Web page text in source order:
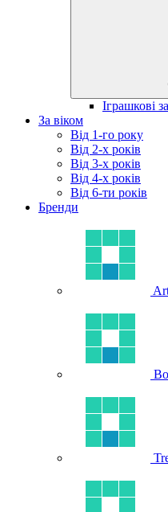
Іграшкові
За віком
Від 1-го року
Від 2-х років
Від 3-х років
Від 4-х років
Від 6-ти років
Бренди